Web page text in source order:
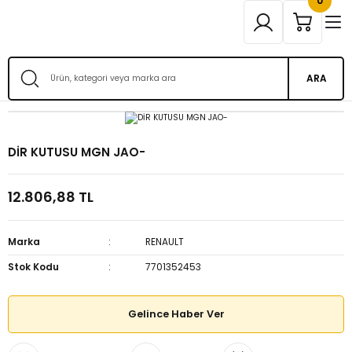
ARA
DİR KUTUSU MGN JAO-
12.806,88 TL
Marka
RENAULT
Stok Kodu
7701352453
Gelince Haber Ver